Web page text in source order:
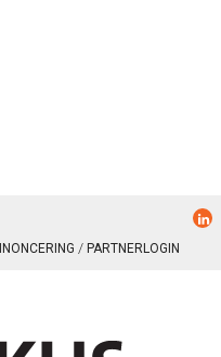
PARTNERLOGIN